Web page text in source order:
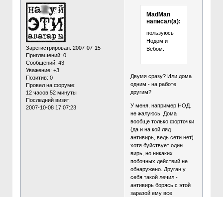
Зарегистрирован: 2007-07-15
Приглашений: 0
Сообщений: 43
Уважение: +3
Позитив: 0
Провел на форуме:
12 часов 52 минуты
Последний визит:
2007-10-08 17:07:23
MadMan
написал(а):
пользуюсь
Нодом и
Вебом.
Двумя сразу? Или дома
одним - на работе
другим?
У меня, например НОД.
не жалуюсь. Дома
вообще только форточки
(да и на кой ляд
антивирь, ведь сети нет)
хотя буйствует один
вирь, но никаких
побочных действий не
обнаружено. Друган у
себя такой лечил -
антивирь борясь с этой
заразой ему все